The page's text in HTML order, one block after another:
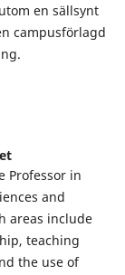
en sällsynt
campusförlagd
Professor in
and
areas include
teaching
the use of